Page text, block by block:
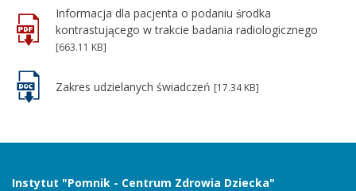
Informacja dla pacjenta o podaniu środka
kontrastującego w trakcie badania radiologicznego
[663.11 KB]
Zakres udzielanych świadczeń [17.34 KB]
Instytut "Pomnik - Centrum Zdrowia Dziecka"